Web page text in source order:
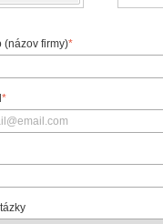
(názov firmy)*
*